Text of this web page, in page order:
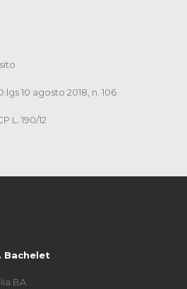
10 agosto 2018, n. 106
L. 190/12
Bachelet
BA